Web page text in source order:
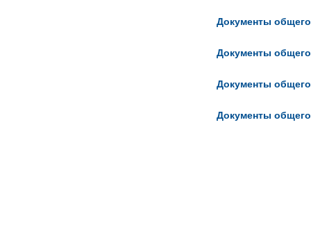
Документы
Документы
Документы
Документы